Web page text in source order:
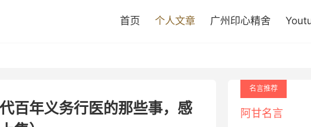
首页 个人文章 广州印心精舍
百年义务行医的那些事，感
名言推荐
阿甘名言